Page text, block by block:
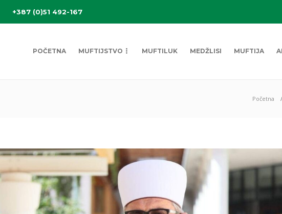
+387 (0)51 492-167
POČETNA MUFTIJSTVO MUFTILUK MEDŽLISI MUFTIJA
Početna